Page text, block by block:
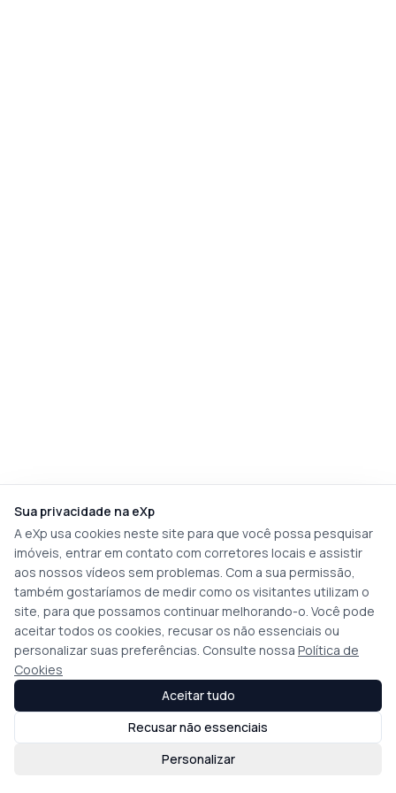
Sua privacidade na eXp
A eXp usa cookies neste site para que você possa pesquisar
imóveis, entrar em contato com corretores locais e assistir
aos nossos vídeos sem problemas. Com a sua permissão,
também gostaríamos de medir como os visitantes utilizam o
site, para que possamos continuar melhorando-o. Você pode
aceitar todos os cookies, recusar os não essenciais ou
personalizar suas preferências. Consulte nossa Política de
Cookies
Personalizar
Recusar não essenciais
Aceitar tudo